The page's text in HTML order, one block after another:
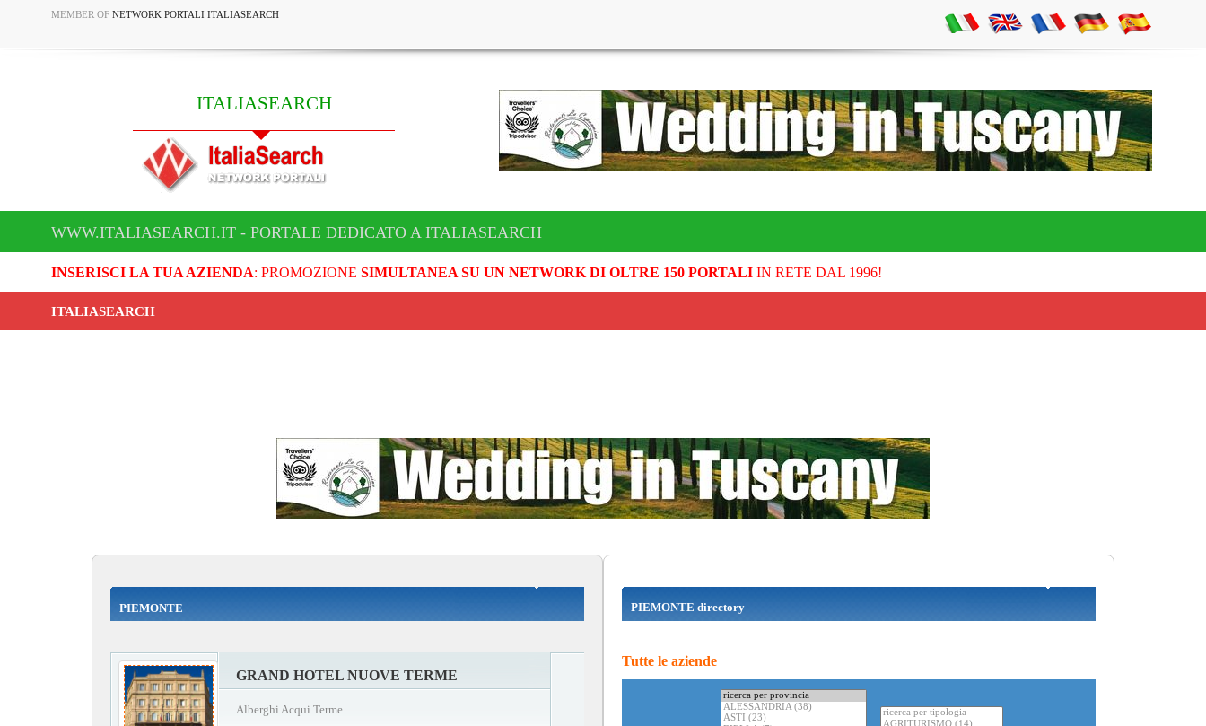
MEMBER OF NETWORK PORTALI ITALIASEARCH
ITALIASEARCH
WWW.ITALIASEARCH.IT - PORTALE DEDICATO A ITALIASEARCH
INSERISCI LA TUA AZIENDA: PROMOZIONE SIMULTANEA SU UN NETWORK DI OLTRE 150 PORTALIIN RETE DAL 1996!
ITALIASEARCH
PIEMONTE
GRAND HOTEL NUOVE TERME
Alberghi Acqui Terme
PIEMONTE directory
Tutte le aziende